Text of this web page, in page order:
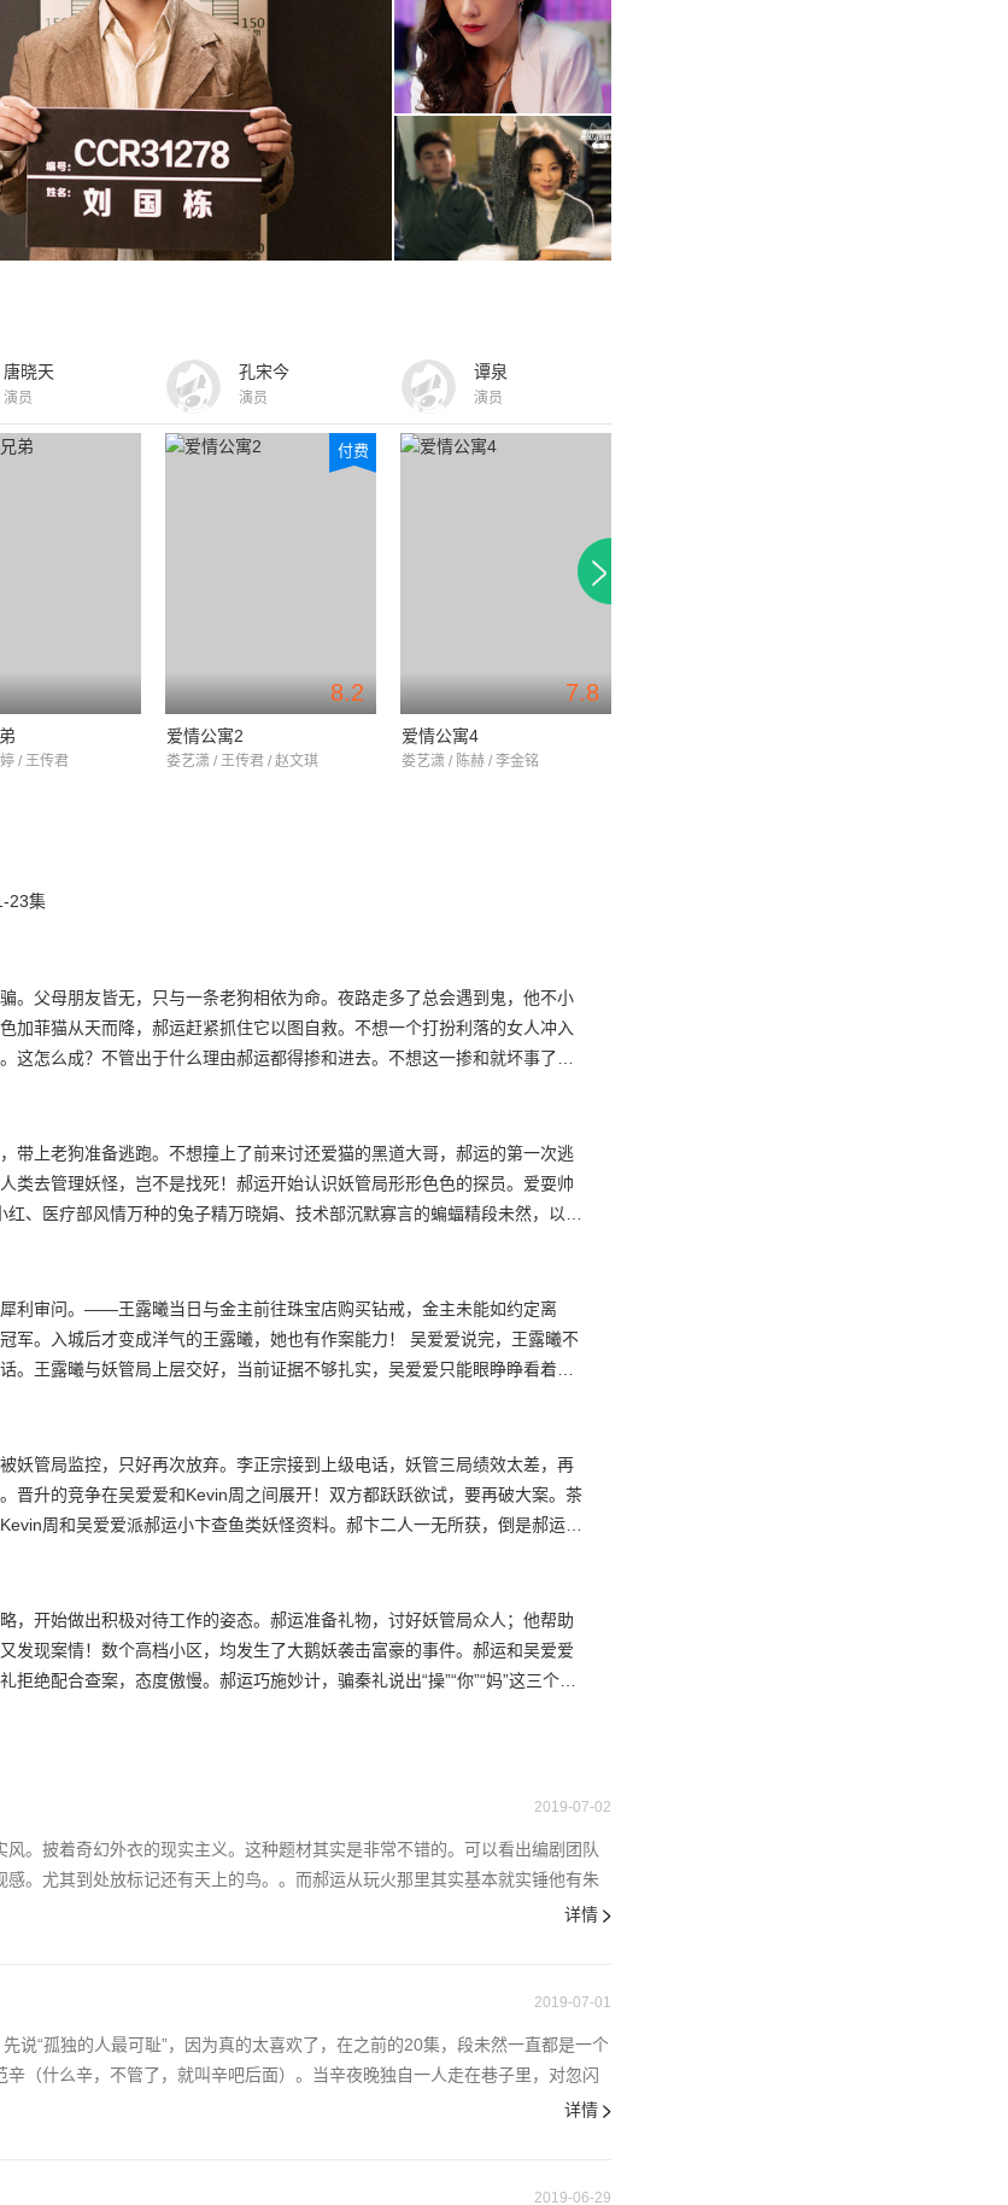
唐晓天
演员
孔宋今
演员
谭泉
演员
/ 王传君
8.2
付费
爱情公寓2
娄艺潇 / 王传君 / 赵文琪
7.8
爱情公寓4
娄艺潇 / 陈赫 / 李金铭
23集
。父母朋友皆无，只与一条老狗相依为命。夜路走多了总会遇到鬼，他不小
菲猫从天而降，郝运赶紧抓住它以图自救。不想一个打扮利落的女人冲入
怎么成？不管出于什么理由郝运都得掺和进去。不想这一掺和就坏事了。
，均会被妖管局删除。郝运目击了妖管局的抓捕。只见女子呼叫同伴，联
。一切结束后女子惊讶发现，催眠喇叭竟对郝运无效。于是郝运与加菲猫
么加入妖管局，要么被割去大脑海绵体。
带上老狗准备逃跑。不想撞上了前来讨还爱猫的黑道大哥，郝运的第一次逃
去管理妖怪，岂不是找死！郝运开始认识妖管局形形色色的探员。爱耍帅
、医疗部风情万种的兔子精万晓娟、技术部沉默寡言的蝙蝠精段未然，以及
气爆炸大案，多人昏迷受伤。郝运和吴爱爱赶到事发现场，采集气体。经
妖怪的名单。郝运和吴爱爱带着红薯、大豆等“催屁”神器挨个登门拜访狐狸
用智慧，说服王露曦配合验屁。
利审问。——王露曦当日与金主前往珠宝店购买钻戒，金主未能如约定离
。入城后才变成洋气的王露曦，她也有作案能力！ 吴爱爱说完，王露曦不
王露曦与妖管局上层交好，当前证据不够扎实，吴爱爱只能眼睁睁看着王
露曦攀谈，觉得事情另有蹊跷。他仔细查看了王露曦的手机，发现了疑
春华有一青梅足马，名叫大根。王露曦进城后与其分手，大根却依然纠缠不
现在的生活，好跟他回村。
妖管局监控，只好再次放弃。李正宗接到上级电话，妖管三局绩效太差，再
晋升的竞争在吴爱爱和Kevin周之间展开！双方都跃跃欲试，要再破大案。茶
周和吴爱爱派郝运小卞查鱼类妖怪资料。郝卞二人一无所获，倒是郝运意
把犯人押回妖管局。刘小红认出这是水管工老余，奇怪的是老余却自称是
作。难道老余当年是个杀手？郝运询问得知，原来当年那里建有一所电影
人生中最宝贵的机会。
开始做出积极对待工作的姿态。郝运准备礼物，讨好妖管局众人；他帮助
现案情！数个高档小区，均发生了大鹅妖袭击富豪的事件。郝运和吴爱爱
绝配合查案，态度傲慢。郝运巧施妙计，骗秦礼说出“操”“你”“妈”这三个
抓到一只来袭击的大鹅！两人顺藤摸瓜，在地下室发现了一个大鹅据点，
鹅。大鹅虽已伏法，但社会影响难以消除。郝运采取攻心技法，让秦礼和
训练也可以说话。没想到宣传太过成功
2019-07-02
。披着奇幻外衣的现实主义。这种题材其实是非常不错的。可以看出编剧团队
。尤其到处放标记还有天上的鸟。。而郝运从玩火那里其实基本就实锤他有朱
详情
2019-07-01
说“孤独的人最可耻”，因为真的太喜欢了，在之前的20集，段未然一直都是一个
（什么辛，不管了，就叫辛吧后面）。当辛夜晚独自一人走在巷子里，对忽闪
详情
2019-06-29